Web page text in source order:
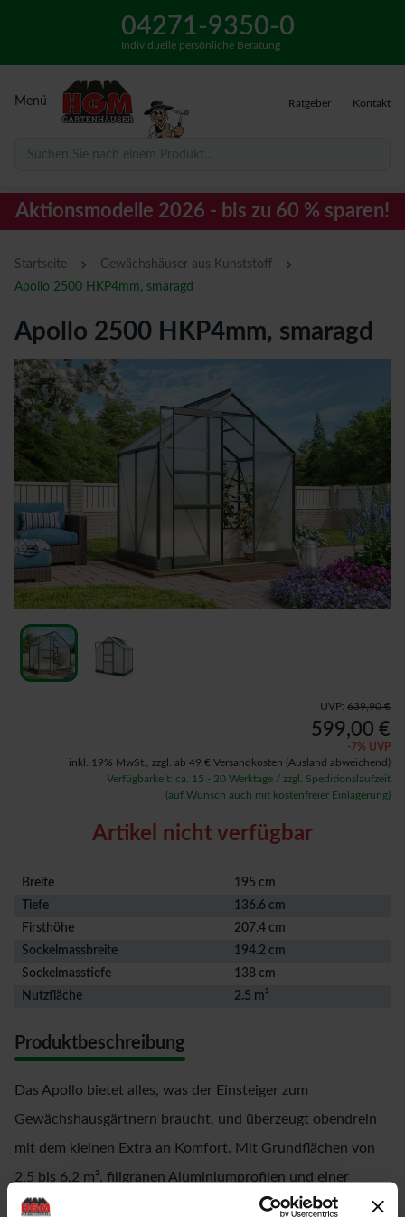
04271-9350-0
Individuelle persönliche Beratung
Menü Ratgeber Kontakt
Suchen Sie nach einem Produkt...
Aktionsmodelle 2026 - bis zu 60 % sparen!
Startseite › Gewächshäuser aus Kunststoff ›
Apollo 2500 HKP4mm, smaragd
Apollo 2500 HKP4mm, smaragd
UVP: 639,90 €
599,00 €
-7% UVP
inkl. 19% MwSt., zzgl. ab 49 € Versandkosten (Ausland abweichend)
Verfügbarkeit: ca. 15 - 20 Werktage / zzgl. Speditionslaufzeit
(auf Wunsch auch mit kostenfreier Einlagerung)
Artikel nicht verfügbar
Breite
195 cm
Tiefe
136.6 cm
Firsthöhe
207.4 cm
Sockelmassbreite
194.2 cm
Sockelmasstiefe
138 cm
Nutzfläche
2.5 m²
Produktbeschreibung
Das Apollo bietet alles, was der Einsteiger zum
Gewächshausgärtnern braucht, und überzeugt obendrein
mit dem kleinen Extra an Komfort. Mit Grundflächen von
2,5 bis 6,2 m², filigranen Aluminiumprofilen und einer
Eindeckung mit Hohlkammerplatten (HKP) ebnet unser